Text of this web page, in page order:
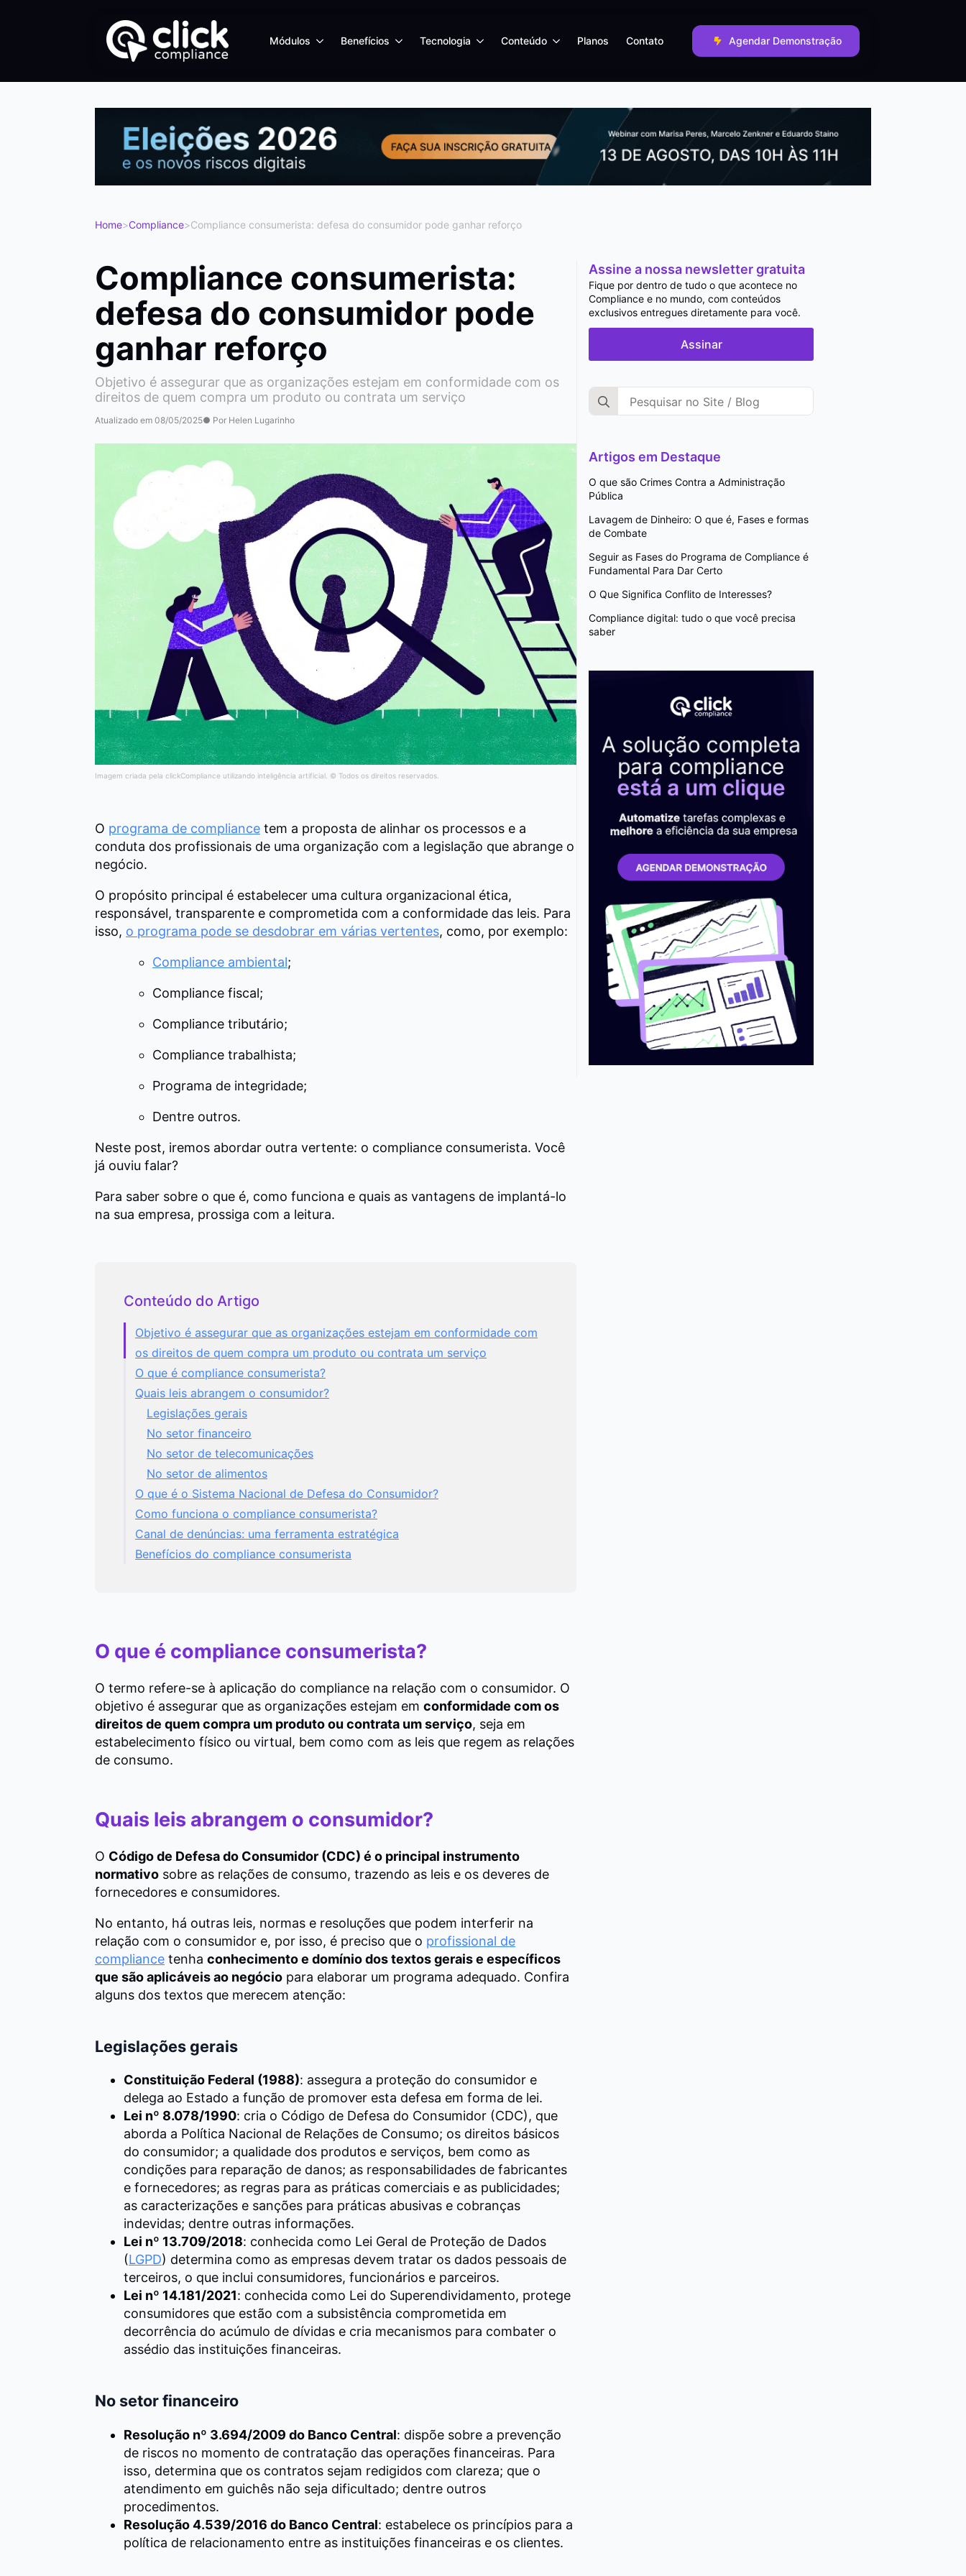
Módulos Benefícios Tecnologia Conteúdo Planos Contato Agendar Demonstração
Home>Compliance>Compliance consumerista: defesa do consumidor pode ganhar reforço
Compliance consumerista:
defesa do consumidor pode
ganhar reforço
Objetivo é assegurar que as organizações estejam em conformidade com os
direitos de quem compra um produto ou contrata um serviço
Atualizado em 08/05/2025● Por Helen Lugarinho
Imagem criada pela clickCompliance utilizando inteligência artificial. © Todos os direitos reservados.
O programa de compliance tem a proposta de alinhar os processos e a
conduta dos profissionais de uma organização com a legislação que abrange o
negócio.
O propósito principal é estabelecer uma cultura organizacional ética,
responsável, transparente e comprometida com a conformidade das leis. Para
isso, o programa pode se desdobrar em várias vertentes, como, por exemplo:
Compliance ambiental;
Compliance fiscal;
Compliance tributário;
Compliance trabalhista;
Programa de integridade;
Dentre outros.
Neste post, iremos abordar outra vertente: o compliance consumerista. Você
já ouviu falar?
Para saber sobre o que é, como funciona e quais as vantagens de implantá-lo
na sua empresa, prossiga com a leitura.
Conteúdo do Artigo
Objetivo é assegurar que as organizações estejam em conformidade com
os direitos de quem compra um produto ou contrata um serviço
O que é compliance consumerista?
Quais leis abrangem o consumidor?
Legislações gerais
No setor financeiro
No setor de telecomunicações
No setor de alimentos
O que é o Sistema Nacional de Defesa do Consumidor?
Como funciona o compliance consumerista?
Canal de denúncias: uma ferramenta estratégica
Benefícios do compliance consumerista
O que é compliance consumerista?
O termo refere-se à aplicação do compliance na relação com o consumidor. O
objetivo é assegurar que as organizações estejam em conformidade com os
direitos de quem compra um produto ou contrata um serviço, seja em
estabelecimento físico ou virtual, bem como com as leis que regem as relações
de consumo.
Quais leis abrangem o consumidor?
O Código de Defesa do Consumidor (CDC) é o principal instrumento
normativo sobre as relações de consumo, trazendo as leis e os deveres de
fornecedores e consumidores.
No entanto, há outras leis, normas e resoluções que podem interferir na
relação com o consumidor e, por isso, é preciso que o profissional de
compliance tenha conhecimento e domínio dos textos gerais e específicos
que são aplicáveis ao negócio para elaborar um programa adequado. Confira
alguns dos textos que merecem atenção:
Legislações gerais
Constituição Federal (1988): assegura a proteção do consumidor e
delega ao Estado a função de promover esta defesa em forma de lei.
Lei nº 8.078/1990: cria o Código de Defesa do Consumidor (CDC), que
aborda a Política Nacional de Relações de Consumo; os direitos básicos
do consumidor; a qualidade dos produtos e serviços, bem como as
condições para reparação de danos; as responsabilidades de fabricantes
e fornecedores; as regras para as práticas comerciais e as publicidades;
as caracterizações e sanções para práticas abusivas e cobranças
indevidas; dentre outras informações.
Lei nº 13.709/2018: conhecida como Lei Geral de Proteção de Dados
(LGPD) determina como as empresas devem tratar os dados pessoais de
terceiros, o que inclui consumidores, funcionários e parceiros.
Lei nº 14.181/2021: conhecida como Lei do Superendividamento, protege
consumidores que estão com a subsistência comprometida em
decorrência do acúmulo de dívidas e cria mecanismos para combater o
assédio das instituições financeiras.
No setor financeiro
Resolução nº 3.694/2009 do Banco Central: dispõe sobre a prevenção
de riscos no momento de contratação das operações financeiras. Para
isso, determina que os contratos sejam redigidos com clareza; que o
atendimento em guichês não seja dificultado; dentre outros
procedimentos.
Resolução 4.539/2016 do Banco Central: estabelece os princípios para a
política de relacionamento entre as instituições financeiras e os clientes.
Assine a nossa newsletter gratuita
Fique por dentro de tudo o que acontece no
Compliance e no mundo, com conteúdos
exclusivos entregues diretamente para você.
Assinar
Search
for:
Artigos em Destaque
O que são Crimes Contra a Administração
Pública
Lavagem de Dinheiro: O que é, Fases e formas
de Combate
Seguir as Fases do Programa de Compliance é
Fundamental Para Dar Certo
O Que Significa Conflito de Interesses?
Compliance digital: tudo o que você precisa
saber